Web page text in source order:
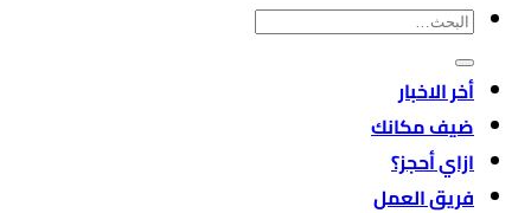
البحث
عن:
أخر الاخبار
ضيف مكانك
ازاي أحجز؟
فريق العمل